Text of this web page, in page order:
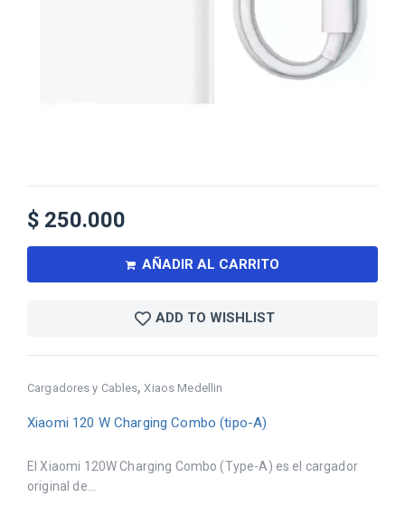
Cargadores y Cables,Xiaos Medellin
Xiaomi 120 W Charging Combo (tipo-A)
El Xiaomi 120W Charging Combo (Type-A) es el cargador
original de...
$ 250.000
AÑADIR AL CARRITO
ADD TO WISHLIST